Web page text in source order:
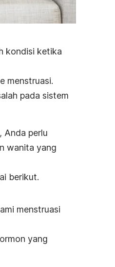
kondisi ketika
menstruasi.
pada sistem
Anda perlu
wanita yang
berikut.
menstruasi
yang